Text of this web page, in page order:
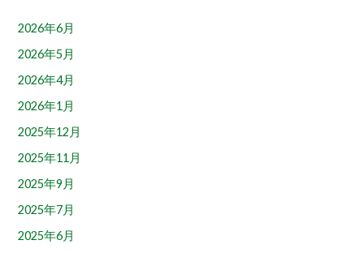
2026年6月
2026年5月
2026年4月
2026年1月
2025年12月
2025年11月
2025年9月
2025年7月
2025年6月